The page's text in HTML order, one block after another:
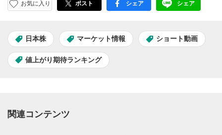
お気に入り ポスト facebook
シェア LINE
シェア
日本株 マーケット情報 ショート動画
値上がり期待ランキング
関連コンテンツ